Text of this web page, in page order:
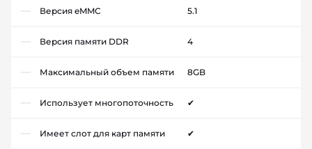
Версия eMMC 5.1
Версия памяти DDR 4
Максимальный объем памяти 8GB
Использует многопоточность ✔
Имеет слот для карт памяти ✔